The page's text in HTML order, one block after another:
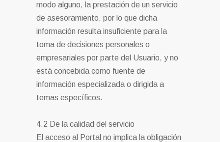
modo alguno, la prestación de un servicio
de asesoramiento, por lo que dicha
información resulta insuficiente para la
toma de decisiones personales o
empresariales por parte del Usuario, y no
está concebida como fuente de
información especializada o dirigida a
temas específicos.
4.2 De la calidad del servicio
El acceso al Portal no implica la obligación